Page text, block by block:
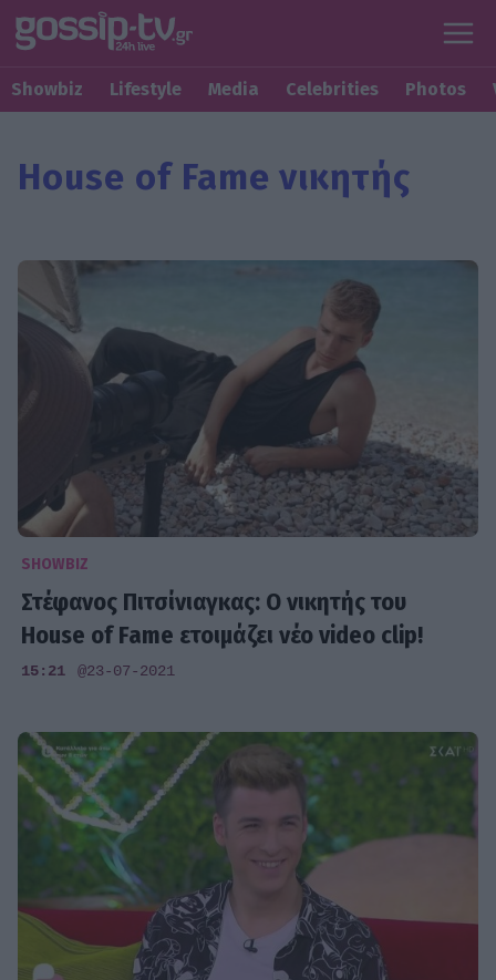
Showbiz Lifestyle Media Celebrities Photos
House of Fame νικητής
SHOWBIZ
Στέφανος Πιτσίνιαγκας: O νικητής του
House of Fame ετοιμάζει νέο video clip!
15:21 @23-07-2021